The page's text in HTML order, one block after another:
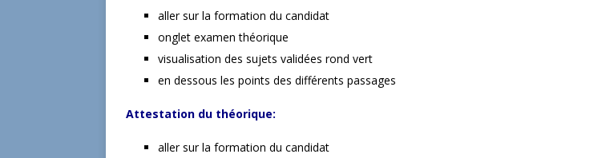
aller sur la formation du candidat
onglet examen théorique
visualisation des sujets validées rond vert
en dessous les points des différents passages
Attestation du théorique:
aller sur la formation du candidat